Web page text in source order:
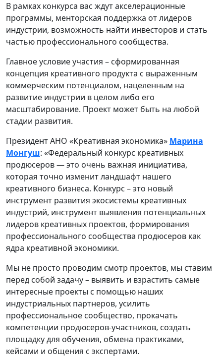
В рамках конкурса вас ждут акселерационные
программы, менторская поддержка от лидеров
индустрии, возможность найти инвесторов и стать
частью профессионального сообщества.
Главное условие участия – сформированная
концепция креативного продукта с выраженным
коммерческим потенциалом, нацеленным на
развитие индустрии в целом либо его
масштабирование. Проект может быть на любой
стадии развития.
Президент АНО «Креативная экономика» Марина
Монгуш: «Федеральный конкурс креативных
продюсеров — это очень важная инициатива,
которая точно изменит ландшафт нашего
креативного бизнеса. Конкурс – это новый
инструмент развития экосистемы креативных
индустрий, инструмент выявления потенциальных
лидеров креативных проектов, формирования
профессионального сообщества продюсеров как
ядра креативной экономики.
Мы не просто проводим смотр проектов, мы ставим
перед собой задачу – выявить и взрастить самые
интересные проекты с помощью наших
индустриальных партнеров, усилить
профессиональное сообщество, прокачать
компетенции продюсеров-участников, создать
площадку для обучения, обмена практиками,
кейсами и общения с экспертами.